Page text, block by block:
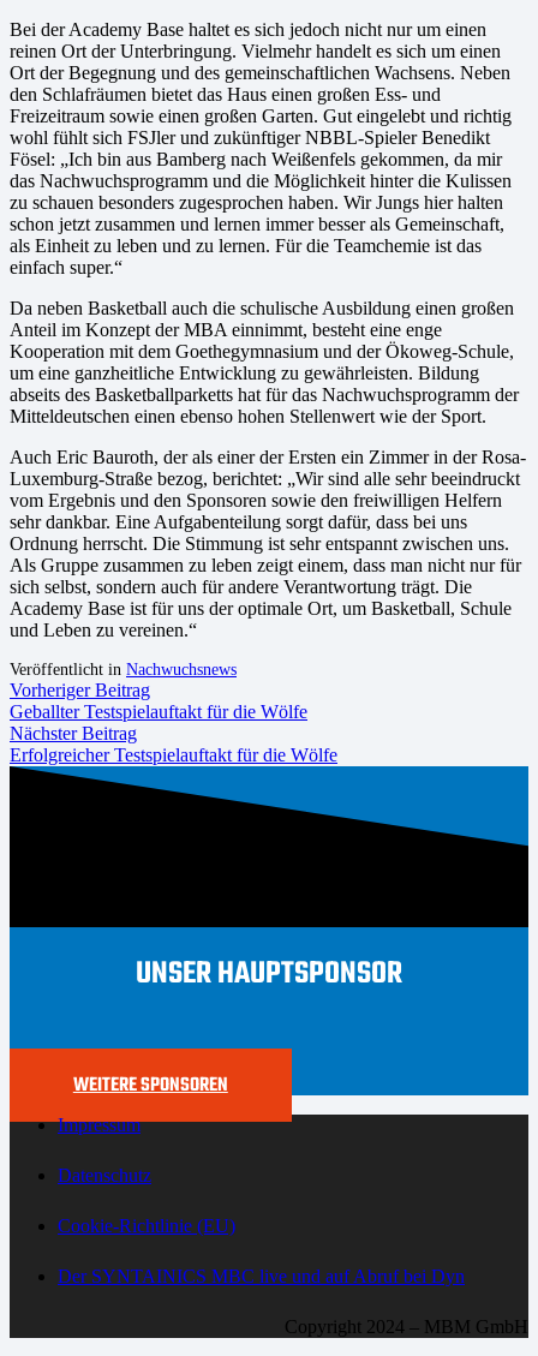
Bei der Academy Base haltet es sich jedoch nicht nur um einen
reinen Ort der Unterbringung. Vielmehr handelt es sich um einen
Ort der Begegnung und des gemeinschaftlichen Wachsens. Neben
den Schlafräumen bietet das Haus einen großen Ess- und
Freizeitraum sowie einen großen Garten. Gut eingelebt und richtig
wohl fühlt sich FSJler und zukünftiger NBBL-Spieler Benedikt
Fösel: „Ich bin aus Bamberg nach Weißenfels gekommen, da mir
das Nachwuchsprogramm und die Möglichkeit hinter die Kulissen
zu schauen besonders zugesprochen haben. Wir Jungs hier halten
schon jetzt zusammen und lernen immer besser als Gemeinschaft,
als Einheit zu leben und zu lernen. Für die Teamchemie ist das
einfach super.“
Da neben Basketball auch die schulische Ausbildung einen großen
Anteil im Konzept der MBA einnimmt, besteht eine enge
Kooperation mit dem Goethegymnasium und der Ökoweg-Schule,
um eine ganzheitliche Entwicklung zu gewährleisten. Bildung
abseits des Basketballparketts hat für das Nachwuchsprogramm der
Mitteldeutschen einen ebenso hohen Stellenwert wie der Sport.
Auch Eric Bauroth, der als einer der Ersten ein Zimmer in der Rosa-
Luxemburg-Straße bezog, berichtet: „Wir sind alle sehr beeindruckt
vom Ergebnis und den Sponsoren sowie den freiwilligen Helfern
sehr dankbar. Eine Aufgabenteilung sorgt dafür, dass bei uns
Ordnung herrscht. Die Stimmung ist sehr entspannt zwischen uns.
Als Gruppe zusammen zu leben zeigt einem, dass man nicht nur für
sich selbst, sondern auch für andere Verantwortung trägt. Die
Academy Base ist für uns der optimale Ort, um Basketball, Schule
und Leben zu vereinen.“
Veröffentlicht in Nachwuchsnews
Vorheriger Beitrag
Geballter Testspielauftakt für die Wölfe
Nächster Beitrag
Erfolgreicher Testspielauftakt für die Wölfe
UNSER HAUPTSPONSOR
WEITERE SPONSOREN
Impressum
Datenschutz
Cookie-Richtlinie (EU)
Der SYNTAINICS MBC live und auf Abruf bei Dyn
Copyright 2024 – MBM GmbH